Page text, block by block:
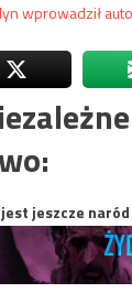
wprowadził
jest jeszcze